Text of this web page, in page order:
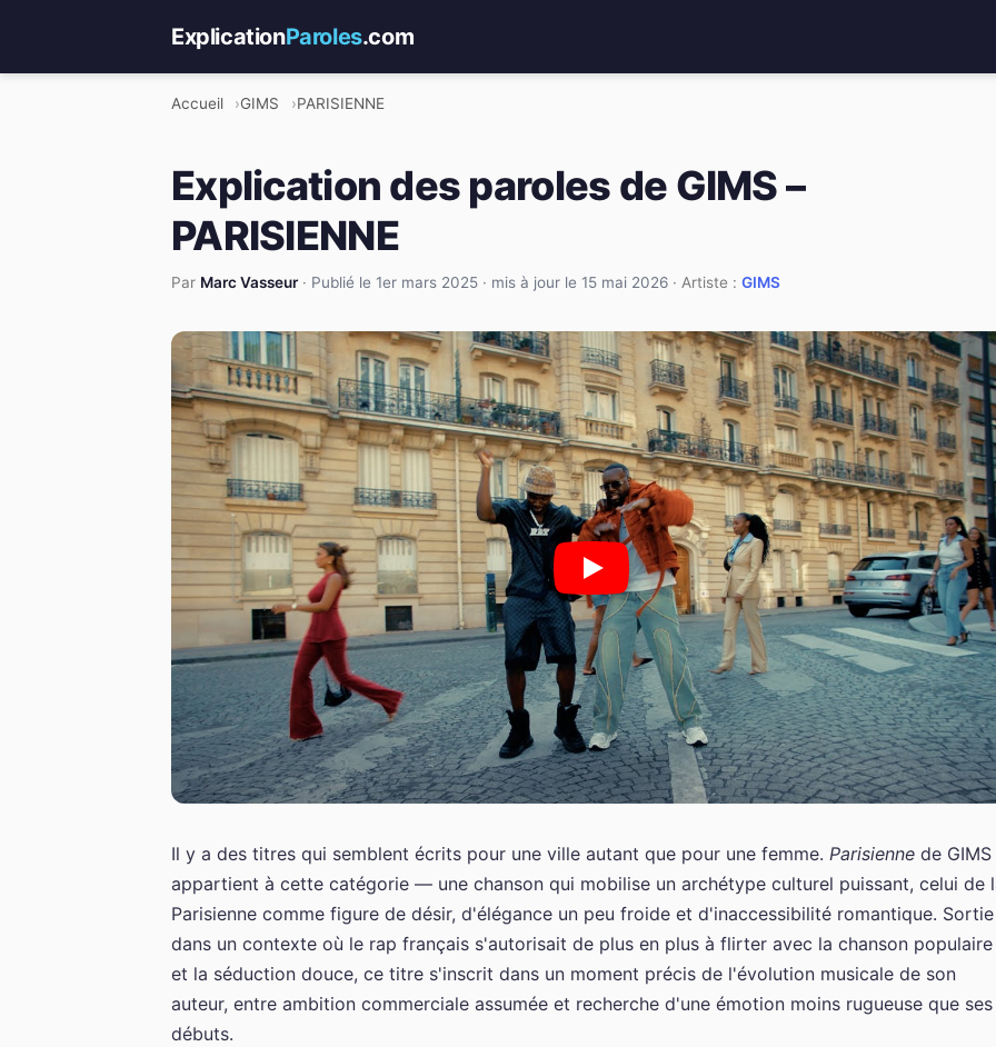
ExplicationParoles.com
Accueil GIMS PARISIENNE
Explication des paroles de GIMS –
PARISIENNE
Par Marc Vasseur· Publié le 1er mars 2025 · mis à jour le 15 mai 2026 · Artiste : GIMS
Il y a des titres qui semblent écrits pour une ville autant que pour une femme. Parisienne de GIMS
appartient à cette catégorie — une chanson qui mobilise un archétype culturel puissant, celui de
Parisienne comme figure de désir, d'élégance un peu froide et d'inaccessibilité romantique. Sortie
dans un contexte où le rap français s'autorisait de plus en plus à flirter avec la chanson populaire
et la séduction douce, ce titre s'inscrit dans un moment précis de l'évolution musicale de son
auteur, entre ambition commerciale assumée et recherche d'une émotion moins rugueuse que ses
débuts.